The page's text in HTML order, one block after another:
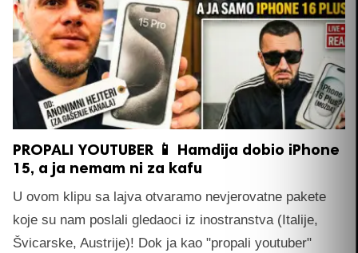
PROPALI YOUTUBER 📱 Hamdija dobio iPhone
15, a ja nemam ni za kafu
U ovom klipu sa lajva otvaramo nevjerovatne pakete
koje su nam poslali gledaoci iz inostranstva (Italije,
Švicarske, Austrije)! Dok ja kao "propali youtuber"